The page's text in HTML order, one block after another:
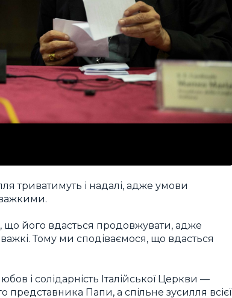
триватимуть і надалі, адже умови
що його вдасться продовжувати, адже
Тому ми сподіваємося, що вдасться
і солідарність Італійської Церкви —
Папи, а спільне зусилля всієї